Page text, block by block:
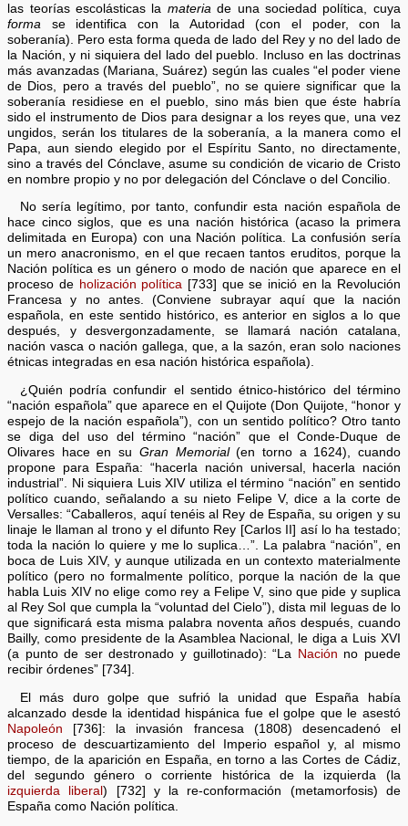
las teorías escolásticas la materia de una sociedad política, cuya
forma se identifica con la Autoridad (con el poder, con la
soberanía). Pero esta forma queda de lado del Rey y no del lado de
la Nación, y ni siquiera del lado del pueblo. Incluso en las doctrinas
más avanzadas (Mariana, Suárez) según las cuales “el poder viene
de Dios, pero a través del pueblo”, no se quiere significar que la
soberanía residiese en el pueblo, sino más bien que éste habría
sido el instrumento de Dios para designar a los reyes que, una vez
ungidos, serán los titulares de la soberanía, a la manera como el
Papa, aun siendo elegido por el Espíritu Santo, no directamente,
sino a través del Cónclave, asume su condición de vicario de Cristo
en nombre propio y no por delegación del Cónclave o del Concilio.
No sería legítimo, por tanto, confundir esta nación española de
hace cinco siglos, que es una nación histórica (acaso la primera
delimitada en Europa) con una Nación política. La confusión sería
un mero anacronismo, en el que recaen tantos eruditos, porque la
Nación política es un género o modo de nación que aparece en el
proceso de holización política [733] que se inició en la Revolución
Francesa y no antes. (Conviene subrayar aquí que la nación
española, en este sentido histórico, es anterior en siglos a lo que
después, y desvergonzadamente, se llamará nación catalana,
nación vasca o nación gallega, que, a la sazón, eran solo naciones
étnicas integradas en esa nación histórica española).
¿Quién podría confundir el sentido étnico-histórico del término
“nación española” que aparece en el Quijote (Don Quijote, “honor y
espejo de la nación española”), con un sentido político? Otro tanto
se diga del uso del término “nación” que el Conde-Duque de
Olivares hace en su Gran Memorial(en torno a 1624), cuando
propone para España: “hacerla nación universal, hacerla nación
industrial”. Ni siquiera Luis XIV utiliza el término “nación” en sentido
político cuando, señalando a su nieto Felipe V, dice a la corte de
Versalles: “Caballeros, aquí tenéis al Rey de España, su origen y su
linaje le llaman al trono y el difunto Rey [Carlos II] así lo ha testado;
toda la nación lo quiere y me lo suplica…”. La palabra “nación”, en
boca de Luis XIV, y aunque utilizada en un contexto materialmente
político (pero no formalmente político, porque la nación de la que
habla Luis XIV no elige como rey a Felipe V, sino que pide y suplica
al Rey Sol que cumpla la “voluntad del Cielo”), dista mil leguas de lo
que significará esta misma palabra noventa años después, cuando
Bailly, como presidente de la Asamblea Nacional, le diga a Luis XVI
(a punto de ser destronado y guillotinado): “La
Nación no puede
recibir órdenes” [734].
El más duro golpe que sufrió la unidad que España había
alcanzado desde la identidad hispánica fue el golpe que le asestó
Napoleón [736]: la invasión francesa (1808) desencadenó el
proceso de descuartizamiento del Imperio español y, al mismo
tiempo, de la aparición en España, en torno a las Cortes de Cádiz,
del segundo género o corriente histórica de la izquierda (la
izquierda liberal) [732] y la re-conformación (metamorfosis) de
España como Nación política.